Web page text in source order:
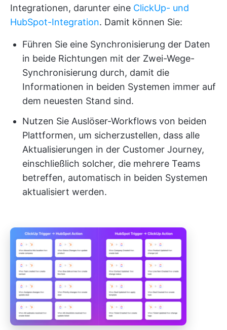
Integrationen, darunter eine ClickUp- und
HubSpot-Integration. Damit können Sie:
Führen Sie eine Synchronisierung der Daten
in beide Richtungen mit der Zwei-Wege-
Synchronisierung durch, damit die
Informationen in beiden Systemen immer auf
dem neuesten Stand sind.
Nutzen Sie Auslöser-Workflows von beiden
Plattformen, um sicherzustellen, dass alle
Aktualisierungen in der Customer Journey,
einschließlich solcher, die mehrere Teams
betreffen, automatisch in beiden Systemen
aktualisiert werden.